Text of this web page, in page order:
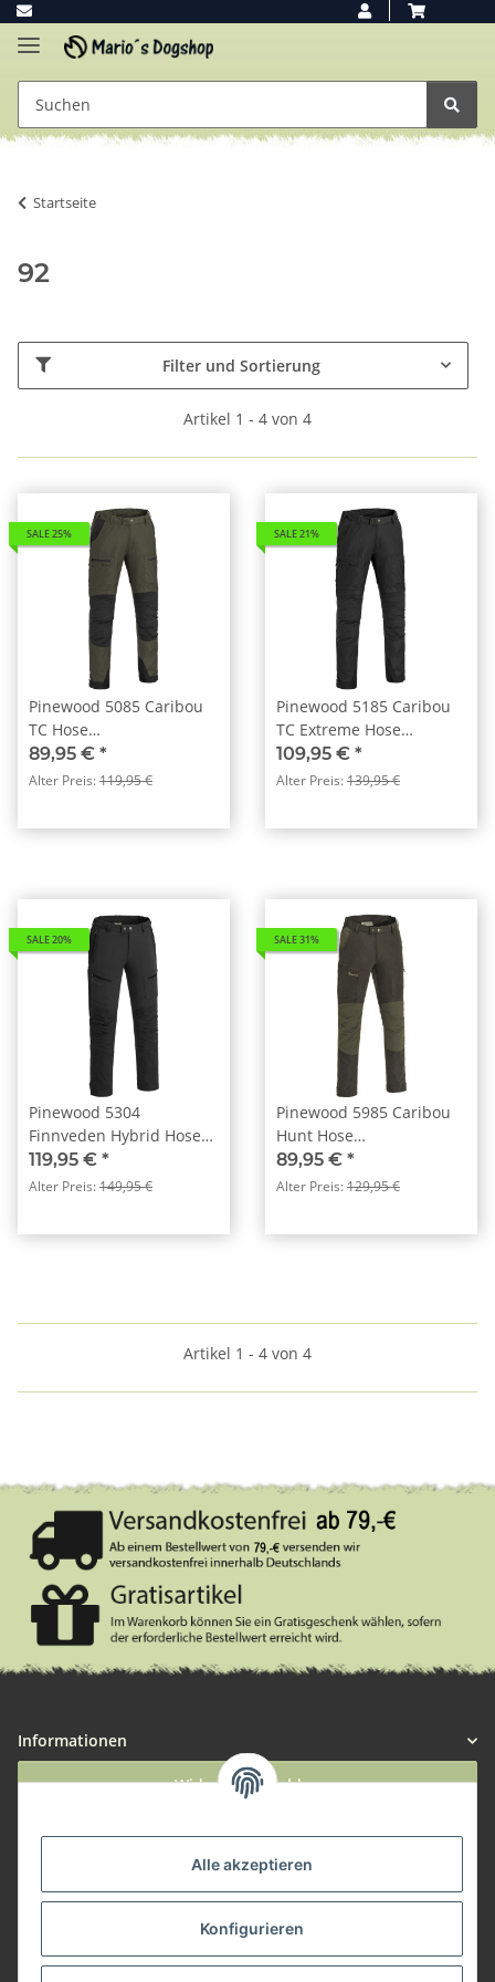
Alle akzeptieren
Konfigurieren
Startseite
92
Filter und Sortierung
Artikel 1 - 4 von 4
SALE 25%
Pinewood 5085 Caribou
TC Hose
MossGreen/Black (153)
89,95 € *
Alter Preis:119,95 €
SALE 21%
Pinewood 5185 Caribou
TC Extreme Hose
Schwarz/ Schwarz (425)
109,95 € *
Alter Preis:139,95 €
SALE 20%
Pinewood 5304
Finnveden Hybrid Hose
Black (400)
119,95 € *
Alter Preis:149,95 €
SALE 31%
Pinewood 5985 Caribou
Hunt Hose
Wildlederbraun/Dunkeloliv
(244)
89,95 € *
Alter Preis:129,95 €
Artikel 1 - 4 von 4
Informationen
Widerruf anmelden
Zahlungsmöglichkeiten